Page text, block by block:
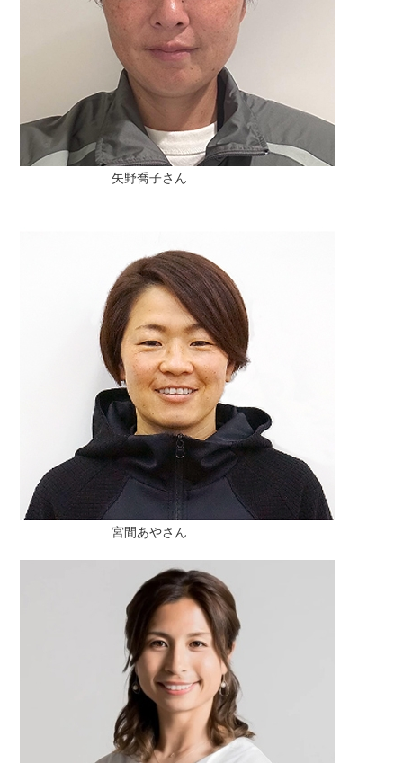
矢野喬子さん
宮間あやさん